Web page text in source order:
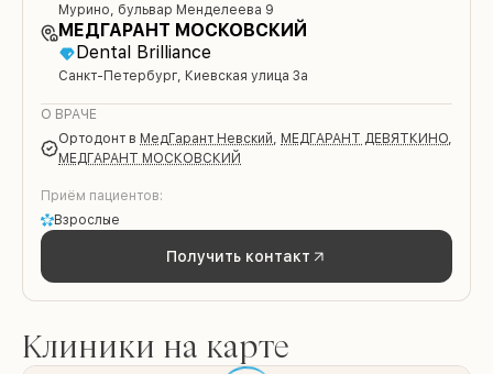
Мурино, бульвар Менделеева 9
МЕДГАРАНТ МОСКОВСКИЙ
Dental Brilliance
Санкт-Петербург, Киевская улица 3а
О ВРАЧЕ
ортодонт в МедГарант Невский, МЕДГАРАНТ ДЕВЯТКИНО,
МЕДГАРАНТ МОСКОВСКИЙ
Приём пациентов:
Взрослые
Получить контакт
Клиники на карте